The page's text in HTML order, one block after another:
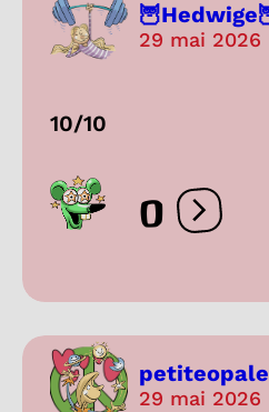
29 mai 2026
10/10
0 Ouvrir
petiteopale
29 mai 2026